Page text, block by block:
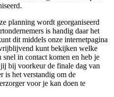
planning wordt georganiseerd
is handig daar het
dit middels onze internetpagina
kunt bekijken welke
in contact komen en heb je
bij voorkeur de finale dag van
is het verstandig om de
voor je kan doen te